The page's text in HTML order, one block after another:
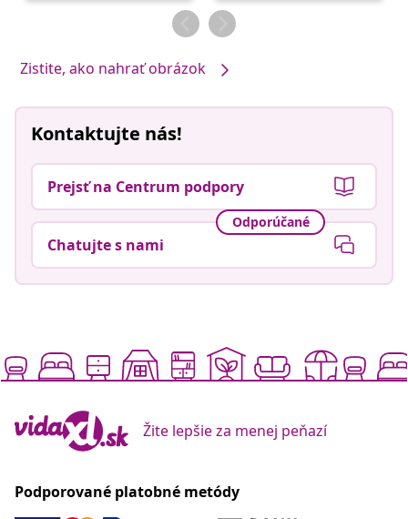
Zistite, ako nahrať obrázok
Kontaktujte nás!
Prejsť na Centrum podpory
Odporúčané
Chatujte s nami
Žite lepšie za menej peňazí
Podporované platobné metódy